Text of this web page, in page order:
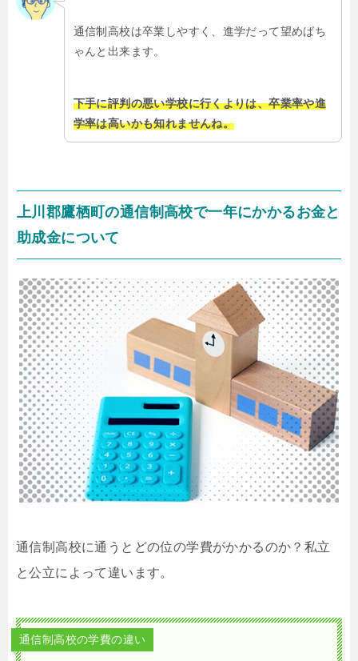
通信制高校は卒業しやすく、進学だって望めばち
ゃんと出来ます。
下手に評判の悪い学校に行くよりは、卒業率や進
学率は高いかも知れませんね。
上川郡鷹栖町の通信制高校で一年にかかるお金と
助成金について
通信制高校に通うとどの位の学費がかかるのか？私立
と公立によって違います。
通信制高校の学費の違い